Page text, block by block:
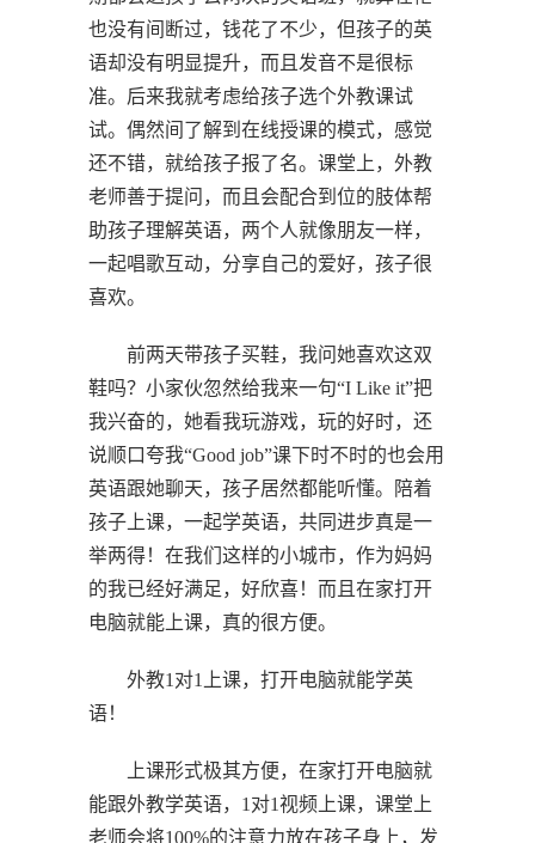
也没有间断过，钱花了不少，但孩子的英
语却没有明显提升，而且发音不是很标
准。后来我就考虑给孩子选个外教课试
试。偶然间了解到在线授课的模式，感觉
还不错，就给孩子报了名。课堂上，外教
老师善于提问，而且会配合到位的肢体帮
助孩子理解英语，两个人就像朋友一样，
一起唱歌互动，分享自己的爱好，孩子很
喜欢。
前两天带孩子买鞋，我问她喜欢这双
鞋吗？小家伙忽然给我来一句“I Like it”把
我兴奋的，她看我玩游戏，玩的好时，还
说顺口夸我“Good job”课下时不时的也会用
英语跟她聊天，孩子居然都能听懂。陪着
孩子上课，一起学英语，共同进步真是一
举两得！在我们这样的小城市，作为妈妈
的我已经好满足，好欣喜！而且在家打开
电脑就能上课，真的很方便。
外教1对1上课，打开电脑就能学英
语！
上课形式极其方便，在家打开电脑就
能跟外教学英语，1对1视频上课，课堂上
老师会将100%的注意力放在孩子身上，发